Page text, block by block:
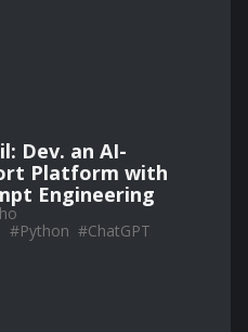
Dev. an AI-
Platform with
Engineering
#Python #ChatGPT